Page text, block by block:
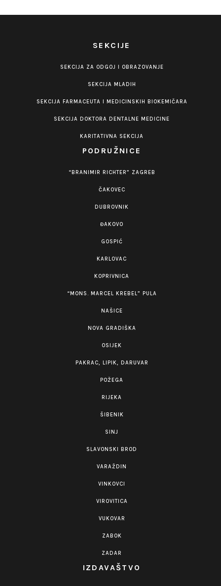
SEKCIJE
SEKCIJA ZA ODGOJ I OBRAZOVANJE
SEKCIJA MLADIH
SEKCIJA FARMACEUTA I MEDICINSKIH BIOKEMIČARA
SEKCIJA DOKTORA DENTALNE MEDICINE
KARITATIVNA SEKCIJA
PODRUŽNICE
“BRANIMIR RICHTER” ZAGREB
ČAKOVEC
DUBROVNIK
ĐAKOVO
GOSPIĆ
KARLOVAC
KOPRIVNICA
“MONS. MARCEL KREBEL” PULA
NAŠICE
NOVA GRADIŠKA
OSIJEK
PAKRAC, LIPIK, DARUVAR
POŽEGA
RIJEKA
ŠIBENIK
SINJ
SLAVONSKI BROD
VARAŽDIN
VINKOVCI
VIROVITICA
VUKOVAR
ZABOK
ZADAR
IZDAVAŠTVO